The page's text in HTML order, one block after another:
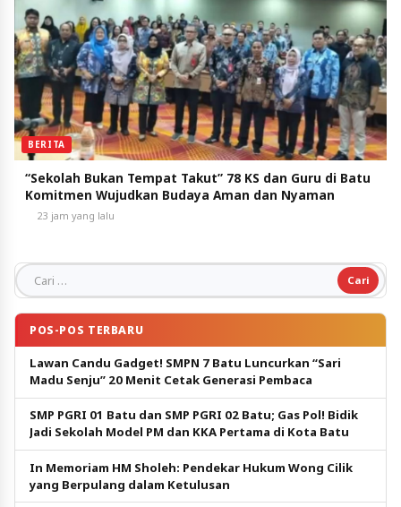
BERITA
“Sekolah Bukan Tempat Takut” 78 KS dan Guru di Batu
Komitmen Wujudkan Budaya Aman dan Nyaman
23 jam yang lalu
Cari untuk:
POS-POS TERBARU
Lawan Candu Gadget! SMPN 7 Batu Luncurkan “Sari
Madu Senju” 20 Menit Cetak Generasi Pembaca
SMP PGRI 01 Batu dan SMP PGRI 02 Batu; Gas Pol! Bidik
Jadi Sekolah Model PM dan KKA Pertama di Kota Batu
In Memoriam HM Sholeh: Pendekar Hukum Wong Cilik
yang Berpulang dalam Ketulusan